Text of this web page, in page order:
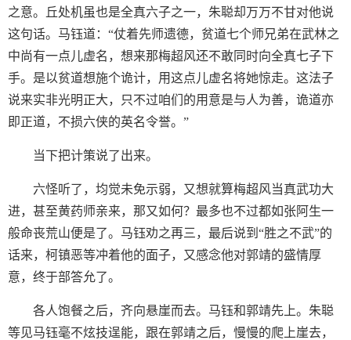
之意。丘处机虽也是全真六子之一，朱聪却万万不甘对他说
这句话。马钰道：“仗着先师遗德，贫道七个师兄弟在武林之
中尚有一点儿虚名，想来那梅超风还不敢同时向全真七子下
手。是以贫道想施个诡计，用这点儿虚名将她惊走。这法子
说来实非光明正大，只不过咱们的用意是与人为善，诡道亦
即正道，不损六侠的英名令誉。”
当下把计策说了出来。
六怪听了，均觉未免示弱，又想就算梅超风当真武功大
进，甚至黄药师亲来，那又如何？最多也不过都如张阿生一
般命丧荒山便是了。马钰劝之再三，最后说到“胜之不武”的
话来，柯镇恶等冲着他的面子，又感念他对郭靖的盛情厚
意，终于部答允了。
各人饱餐之后，齐向悬崖而去。马钰和郭靖先上。朱聪
等见马钰毫不炫技逞能，跟在郭靖之后，慢慢的爬上崖去，